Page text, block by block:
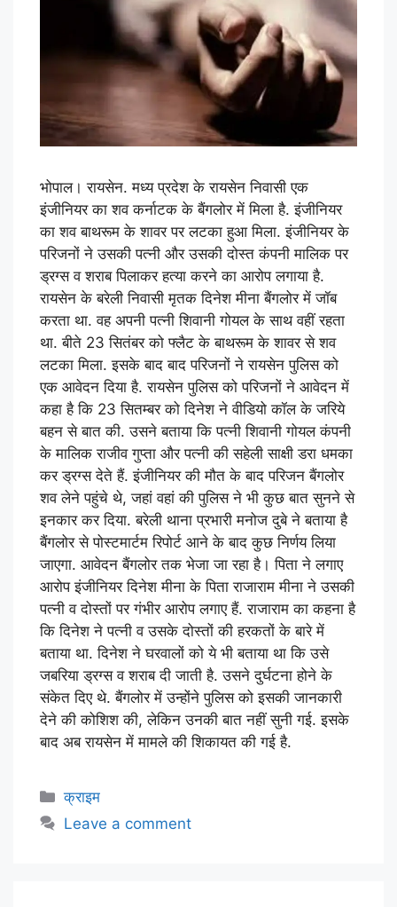
भोपाल। रायसेन. मध्य प्रदेश के रायसेन निवासी एक
इंजीनियर का शव कर्नाटक के बैंगलोर में मिला है. इंजीनियर
का शव बाथरूम के शावर पर लटका हुआ मिला. इंजीनियर के
परिजनों ने उसकी पत्नी और उसकी दोस्त कंपनी मालिक पर
ड्रग्स व शराब पिलाकर हत्या करने का आरोप लगाया है.
रायसेन के बरेली निवासी मृतक दिनेश मीना बैंगलोर में जॉब
करता था. वह अपनी पत्नी शिवानी गोयल के साथ वहीं रहता
था. बीते 23 सितंबर को फ्लैट के बाथरूम के शावर से शव
लटका मिला. इसके बाद बाद परिजनों ने रायसेन पुलिस को
एक आवेदन दिया है. रायसेन पुलिस को परिजनों ने आवेदन में
कहा है कि 23 सितम्बर को दिनेश ने वीडियो कॉल के जरिये
बहन से बात की. उसने बताया कि पत्नी शिवानी गोयल कंपनी
के मालिक राजीव गुप्ता और पत्नी की सहेली साक्षी डरा धमका
कर ड्रग्स देते हैं. इंजीनियर की मौत के बाद परिजन बैंगलोर
शव लेने पहुंचे थे, जहां वहां की पुलिस ने भी कुछ बात सुनने से
इनकार कर दिया. बरेली थाना प्रभारी मनोज दुबे ने बताया है
बैंगलोर से पोस्टमार्टम रिपोर्ट आने के बाद कुछ निर्णय लिया
जाएगा. आवेदन बैंगलोर तक भेजा जा रहा है। पिता ने लगाए
आरोप इंजीनियर दिनेश मीना के पिता राजाराम मीना ने उसकी
पत्नी व दोस्तों पर गंभीर आरोप लगाए हैं. राजाराम का कहना है
कि दिनेश ने पत्नी व उसके दोस्तों की हरकतों के बारे में
बताया था. दिनेश ने घरवालों को ये भी बताया था कि उसे
जबरिया ड्रग्स व शराब दी जाती है. उसने दुर्घटना होने के
संकेत दिए थे. बैंगलोर में उन्होंने पुलिस को इसकी जानकारी
देने की कोशिश की, लेकिन उनकी बात नहीं सुनी गई. इसके
बाद अब रायसेन में मामले की शिकायत की गई है.
क्राइम
Leave a comment